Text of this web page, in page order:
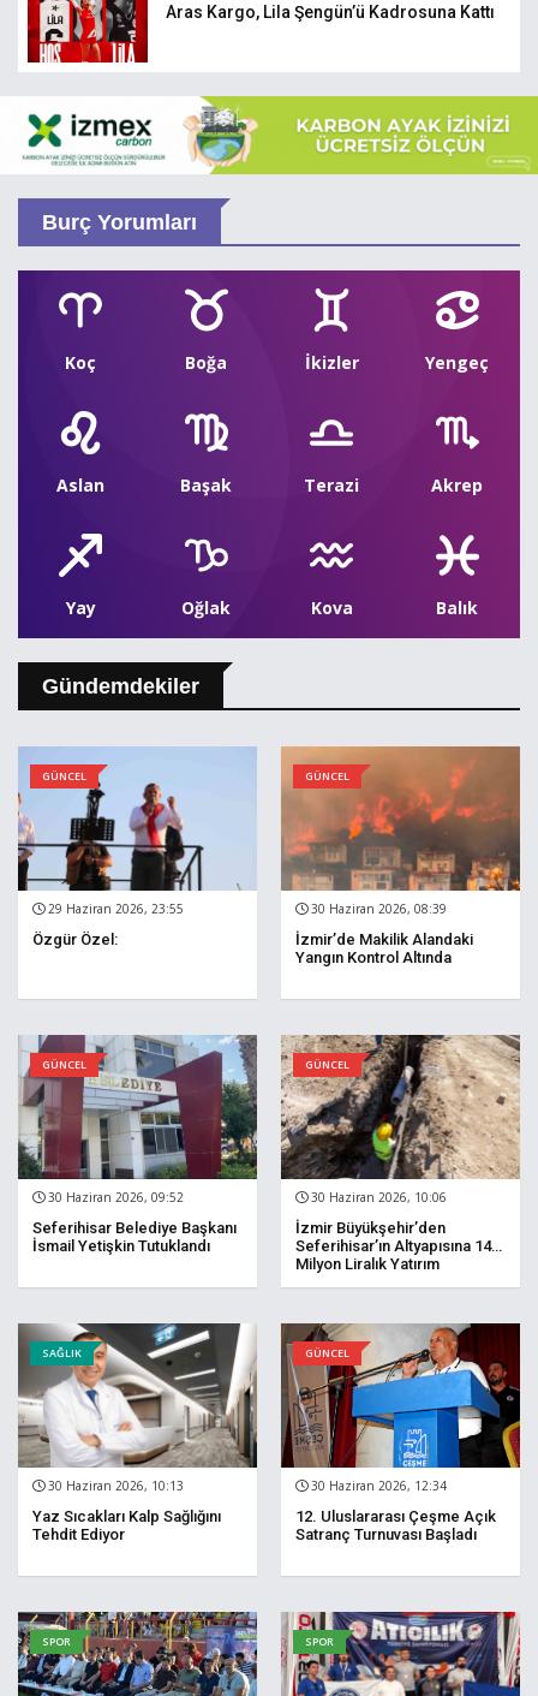
Aras Kargo, Lila Şengün’ü Kadrosuna Kattı
Burç Yorumları
Koç Boğa İkizler Yengeç
Aslan Başak Terazi Akrep
Yay Oğlak Kova Balık
Gündemdekiler
GÜNCEL
29 Haziran 2026, 23:55
Özgür Özel:
GÜNCEL
30 Haziran 2026, 08:39
İzmir’de Makilik Alandaki
Yangın Kontrol Altında
GÜNCEL
30 Haziran 2026, 09:52
Seferihisar Belediye Başkanı
İsmail Yetişkin Tutuklandı
GÜNCEL
30 Haziran 2026, 10:06
İzmir Büyükşehir’den
Seferihisar’ın Altyapısına 140
Milyon Liralık Yatırım
SAĞLIK
30 Haziran 2026, 10:13
Yaz Sıcakları Kalp Sağlığını
Tehdit Ediyor
GÜNCEL
30 Haziran 2026, 12:34
12. Uluslararası Çeşme Açık
Satranç Turnuvası Başladı
SPOR SPOR